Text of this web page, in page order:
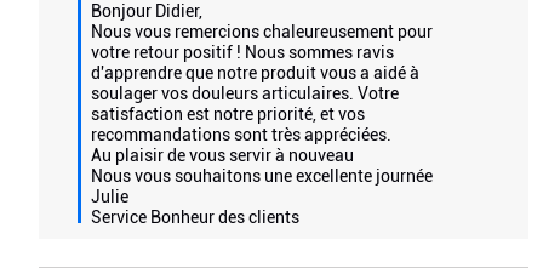
Bonjour Didier,
Nous vous remercions chaleureusement pour
votre retour positif ! Nous sommes ravis
d'apprendre que notre produit vous a aidé à
soulager vos douleurs articulaires. Votre
satisfaction est notre priorité, et vos
recommandations sont très appréciées.
Au plaisir de vous servir à nouveau
Nous vous souhaitons une excellente journée
Julie
Service Bonheur des clients